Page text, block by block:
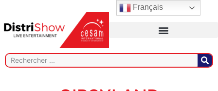
Français